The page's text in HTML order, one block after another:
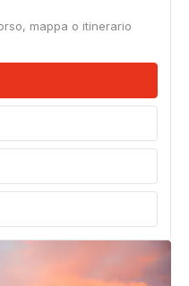
mappa o itinerario